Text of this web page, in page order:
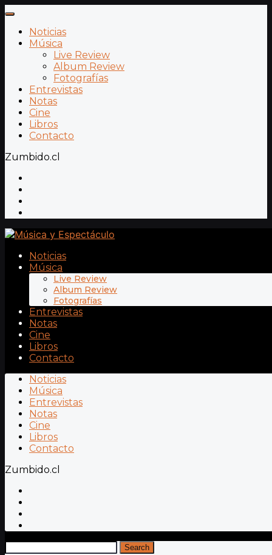
Noticias
Música
Live Review
Album Review
Fotografías
Entrevistas
Notas
Cine
Libros
Contacto
Zumbido.cl
Noticias
Música
Live Review
Album Review
Fotografías
Entrevistas
Notas
Cine
Libros
Contacto
Noticias
Música
Entrevistas
Notas
Cine
Libros
Contacto
Zumbido.cl
Search